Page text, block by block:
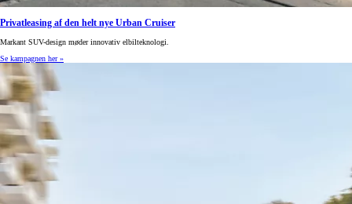
Privatleasing af den helt nye Urban Cruiser
Markant SUV-design møder innovativ elbilteknologi.
Se kampagnen her »